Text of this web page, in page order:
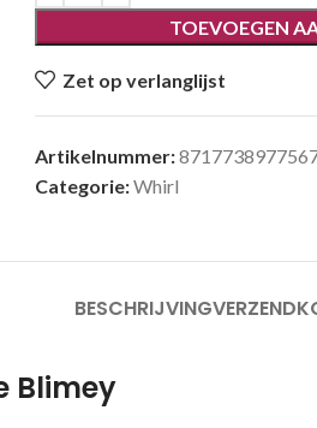
TOEVOEGEN
Zet op verlanglijst
Artikelnummer:
Categorie:Whirl
BESCHRIJVING
Blimey